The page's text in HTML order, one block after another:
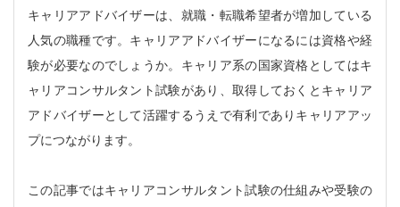
キャリアアドバイザーは、就職・転職希望者が増加している
人気の職種です。キャリアアドバイザーになるには資格や経
験が必要なのでしょうか。キャリア系の国家資格としてはキ
ャリアコンサルタント試験があり、取得しておくとキャリア
アドバイザーとして活躍するうえで有利でありキャリアアッ
プにつながります。
この記事ではキャリアコンサルタント試験の仕組みや受験の